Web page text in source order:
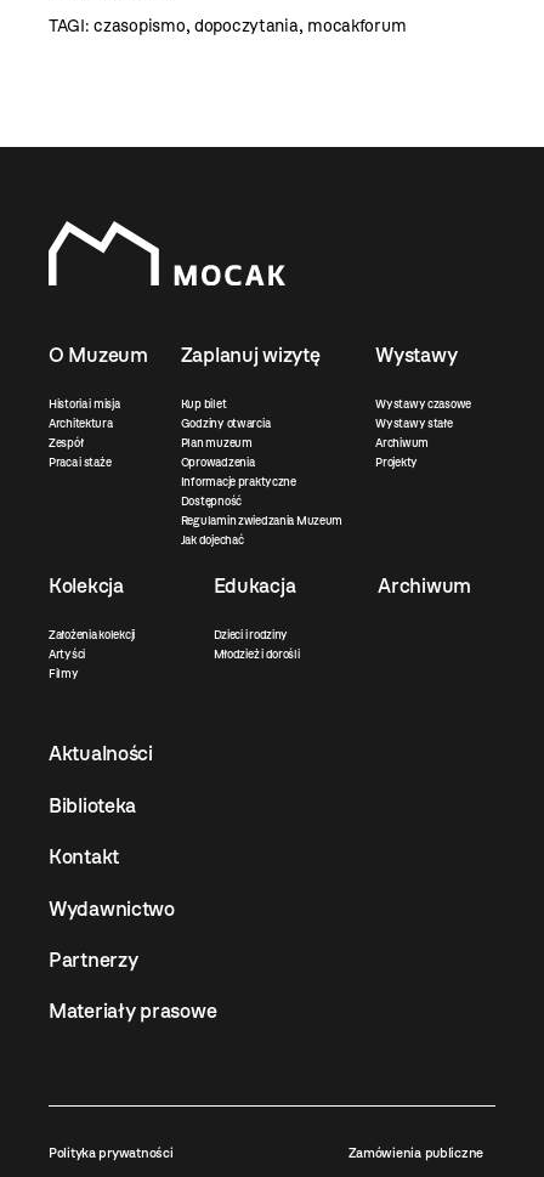
TAGI:czasopismo, dopoczytania, mocakforum
O Muzeum
Historia i misja
Architektura
Zespół
Praca i staże
Zaplanuj wizytę
Kup bilet
Godziny otwarcia
Plan muzeum
Oprowadzenia
Informacje praktyczne
Dostępność
Regulamin zwiedzania Muzeum
Jak dojechać
Wystawy
Wystawy czasowe
Wystawy stałe
Archiwum
Projekty
Kolekcja
Założenia kolekcji
Artyści
Filmy
Edukacja
Dzieci i rodziny
Młodzież i dorośli
Archiwum
Aktualności
Biblioteka
Kontakt
Wydawnictwo
Partnerzy
Materiały prasowe
Polityka prywatności Zamówienia publiczne